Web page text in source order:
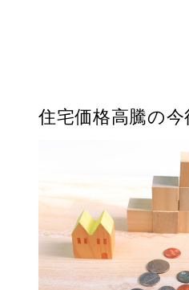
住宅価格高騰の